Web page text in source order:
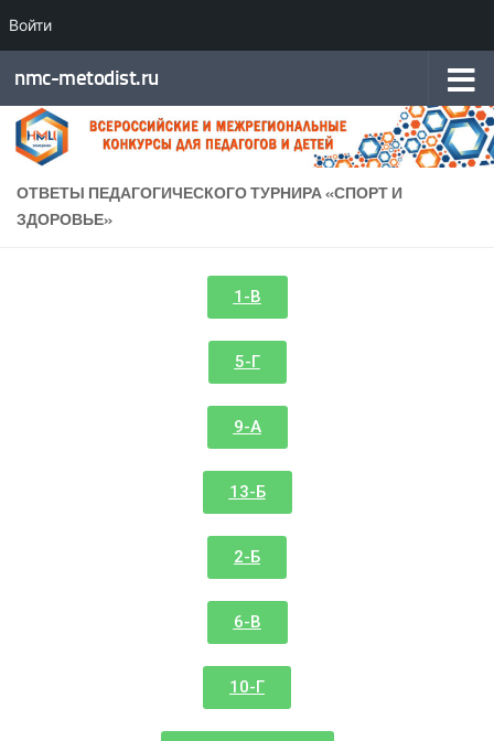
ВойтиПерейти к содержимому
nmc-metodist.ru
ОТВЕТЫ ПЕДАГОГИЧЕСКОГО ТУРНИРА «СПОРТ И
ЗДОРОВЬЕ»
1-В
5-Г
9-А
13-Б
2-Б
6-В
10-Г